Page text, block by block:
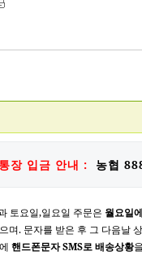
장 입금 안내 : 농협
토요일,일요일 주문은 월요일
며. 문자를 받은 후 그 다음날
핸드폰문자 SMS로 배송상황